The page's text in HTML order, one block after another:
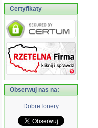
Certyfikaty
Obserwuj nas na:
DobreTonery